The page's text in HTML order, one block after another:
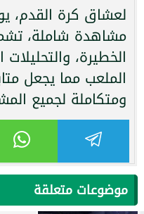
لعشاق كرة القدم،
مشاهدة شاملة،
الخطيرة،
الملعب مما يجعل
ومتكاملة لجميع
موضوعات متعلقة